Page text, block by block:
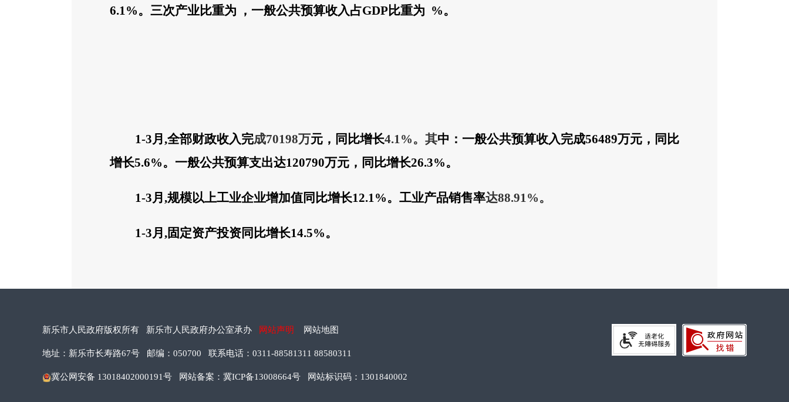
6.1%。三次产业比重为 ， 一般公共预算收入占GDP比重为 %。
1-3月 ,全部财政收入完成70198万元，同比增长4.1%。其中： 一般公共预算收入完成56489万元，同比
增长5.6%。 一般公共预算支出达120790万元，同比增长26.3%。
1-3月 ,规模以上工业企业增加值同比增长12.1%。工业产品销售率达88.91%。
1-3月 ,固定资产投资同比增长14.5%。